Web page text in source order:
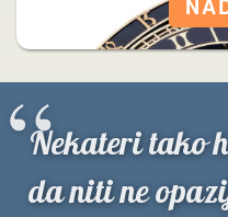
Nekateri tako
da niti ne
“